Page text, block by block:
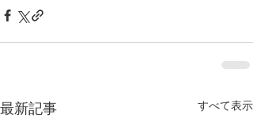
最新記事 すべて表示